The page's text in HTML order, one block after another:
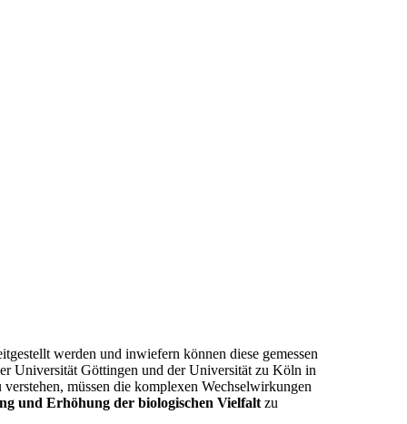
werden und inwiefern können diese gemessen
Universität Göttingen und der Universität zu Köln in
müssen die komplexen Wechselwirkungen
und Erhöhung der biologischen Vielfalt zu